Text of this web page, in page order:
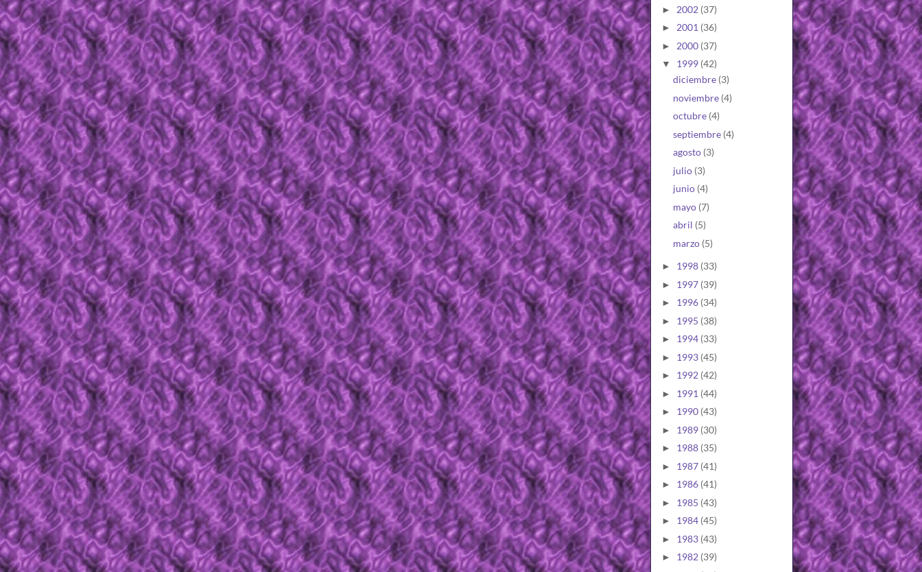
► 2002 (37)
► 2001 (36)
► 2000 (37)
▼ 1999 (42)
diciembre (3)
noviembre (4)
octubre (4)
septiembre (4)
agosto (3)
julio (3)
junio (4)
mayo (7)
abril (5)
marzo (5)
► 1998 (33)
► 1997 (39)
► 1996 (34)
► 1995 (38)
► 1994 (33)
► 1993 (45)
► 1992 (42)
► 1991 (44)
► 1990 (43)
► 1989 (30)
► 1988 (35)
► 1987 (41)
► 1986 (41)
► 1985 (43)
► 1984 (45)
► 1983 (43)
► 1982 (39)